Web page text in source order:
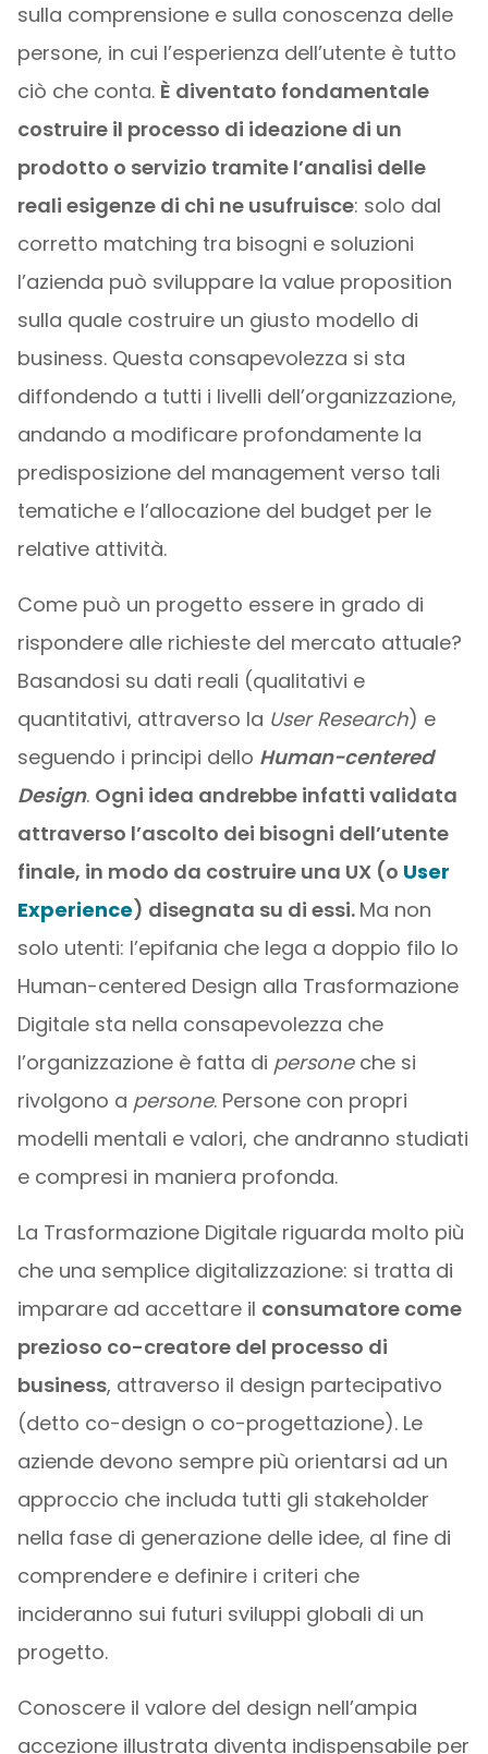
sulla comprensione e sulla conoscenza delle
persone, in cui l’esperienza dell’utente è tutto
ciò che conta. È diventato fondamentale
costruire il processo di ideazione di un
prodotto o servizio tramite l’analisi delle
reali esigenze di chi ne usufruisce: solo dal
corretto matching tra bisogni e soluzioni
l’azienda può sviluppare la value proposition
sulla quale costruire un giusto modello di
business. Questa consapevolezza si sta
diffondendo a tutti i livelli dell’organizzazione,
andando a modificare profondamente la
predisposizione del management verso tali
tematiche e l’allocazione del budget per le
relative attività.
Come può un progetto essere in grado di
rispondere alle richieste del mercato attuale?
Basandosi su dati reali (qualitativi e
quantitativi, attraverso la User Research) e
seguendo i principi dello Human-centered
Design. Ogni idea andrebbe infatti validata
attraverso l’ascolto dei bisogni dell’utente
finale, in modo da costruire una UX (o User
Experience) disegnata su di essi. Ma non
solo utenti: l’epifania che lega a doppio filo lo
Human-centered Design alla Trasformazione
Digitale sta nella consapevolezza che
l’organizzazione è fatta di personeche si
rivolgono a persone. Persone con propri
modelli mentali e valori, che andranno studiati
e compresi in maniera profonda.
La Trasformazione Digitale riguarda molto più
che una semplice digitalizzazione: si tratta di
imparare ad accettare il consumatore come
prezioso co-creatore del processo di
business, attraverso il design partecipativo
(detto co-design o co-progettazione). Le
aziende devono sempre più orientarsi ad un
approccio che includa tutti gli stakeholder
nella fase di generazione delle idee, al fine di
comprendere e definire i criteri che
incideranno sui futuri sviluppi globali di un
progetto.
Conoscere il valore del design nell’ampia
accezione illustrata diventa indispensabile per